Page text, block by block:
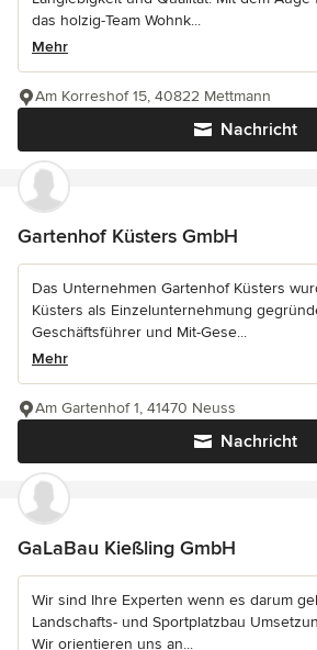
das holzig-Team Wohnk...
Mehr
Nachricht
Am Korreshof 15, 40822 Mettmann
Gartenhof Küsters GmbH
Das Unternehmen Gartenhof Küsters
Küsters als Einzelunternehmung
Geschäftsführer und Mit-Gese...
Mehr
Nachricht
Am Gartenhof 1, 41470 Neuss
GaLaBau Kießling GmbH
Wir sind Ihre Experten wenn es darum
Landschafts- und Sportplatzbau
Wir orientieren uns an...